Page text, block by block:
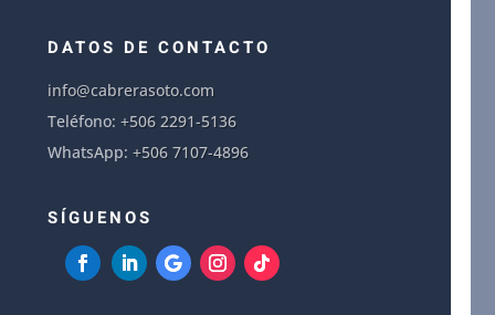
DATOS DE CONTACTO
info@cabrerasoto.com
Teléfono: +506 2291-5136
WhatsApp: +506 7107-4896
SÍGUENOS